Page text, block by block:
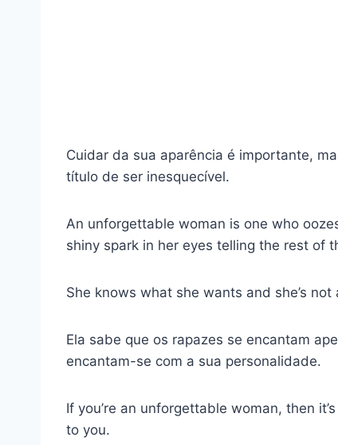
Cuidar da sua aparência é importante,
título de ser inesquecível.
An unforgettable woman is one who
shiny spark in her eyes telling the rest of
She knows what she wants and she’s
Ela sabe que os rapazes se encantam
encantam-se com a sua personalidade.
If you’re an unforgettable woman, then
to you.